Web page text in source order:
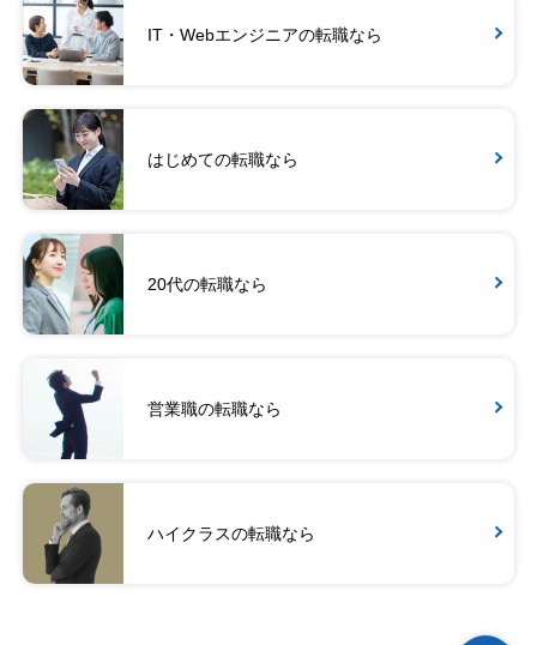
IT・Webエンジニアの転職なら
はじめての転職なら
20代の転職なら
営業職の転職なら
ハイクラスの転職なら